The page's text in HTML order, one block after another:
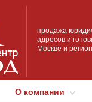
продажа
адресов и
Москве и
О компании